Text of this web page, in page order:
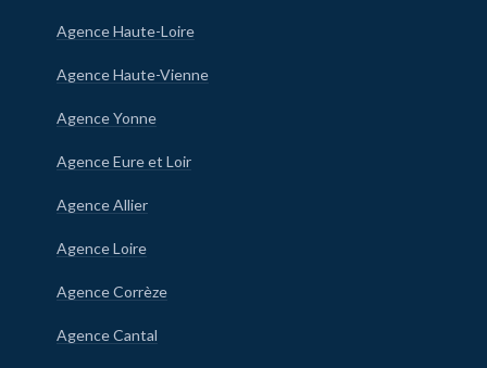
Agence Haute-Loire
Agence Haute-Vienne
Agence Yonne
Agence Eure et Loir
Agence Allier
Agence Loire
Agence Corrèze
Agence Cantal